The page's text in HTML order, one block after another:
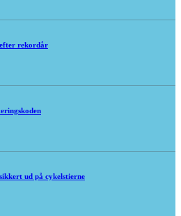
rekordår
ud på cykelstierne